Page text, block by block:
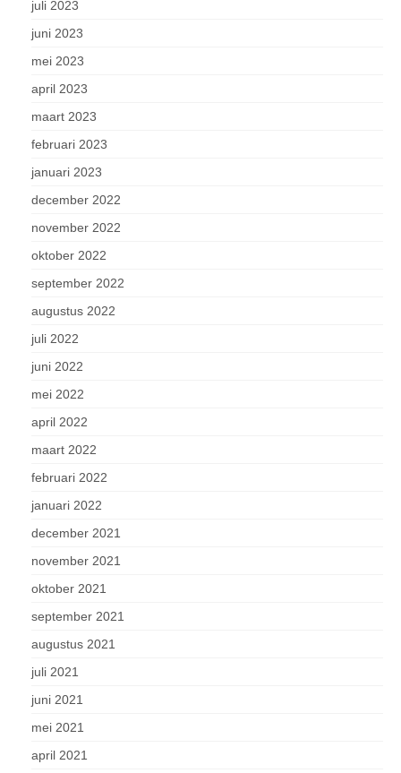
juli 2023
juni 2023
mei 2023
april 2023
maart 2023
februari 2023
januari 2023
december 2022
november 2022
oktober 2022
september 2022
augustus 2022
juli 2022
juni 2022
mei 2022
april 2022
maart 2022
februari 2022
januari 2022
december 2021
november 2021
oktober 2021
september 2021
augustus 2021
juli 2021
juni 2021
mei 2021
april 2021